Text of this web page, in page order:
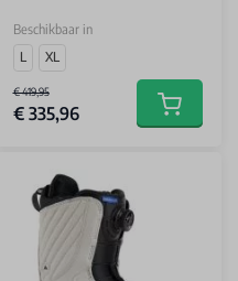
Beschikbaar in
L
XL
€ 419,95
€ 335,96 Add to